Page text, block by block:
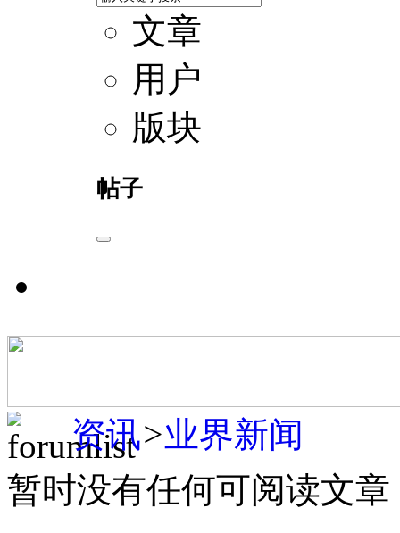
文章
用户
版块
帖子
资讯>业界新闻
暂时没有任何可阅读文章